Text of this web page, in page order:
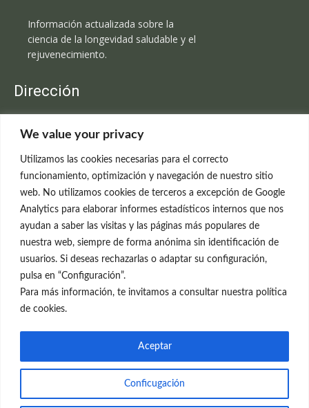
We value your privacy
Utilizamos las cookies necesarias para el correcto
funcionamiento, optimización y navegación de nuestro sitio
web. No utilizamos cookies de terceros a excepción de Google
Analytics para elaborar informes estadísticos internos que nos
ayudan a saber las visitas y las páginas más populares de
nuestra web, siempre de forma anónima sin identificación de
usuarios. Si deseas rechazarlas o adaptar su configuración,
pulsa en “Configuración”.
Para más información, te invitamos a consultar nuestra política
de cookies.
Conficugación
Aceptar
Información actualizada sobre la
ciencia de la longevidad saludable y el
rejuvenecimiento.
Dirección
C/Claudio Coello, 19 - 1º
699 595 619
rejuvenecimiento@clinicaneleva.com
Información Legal
Política de Privacidad
Política de Cookies
© el Radar del Rejuvenecimiento